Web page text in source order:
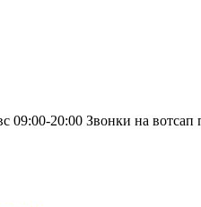
09:00-20:00 Звонки на вотсап